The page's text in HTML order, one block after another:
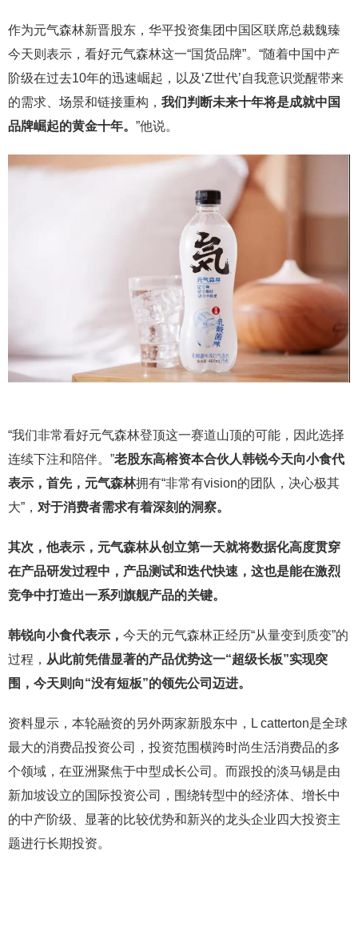
作为元气森林新晋股东，华平投资集团中国区联席总裁魏臻
今天则表示，看好元气森林这一“国货品牌”。“随着中国中产
阶级在过去10年的迅速崛起，以及‘Z世代’自我意识觉醒带来
的需求、场景和链接重构， 我们判断未来十年将是成就中国
品牌崛起的黄金十年。 ”他说。
“我们非常看好元气森林登顶这一赛道山顶的可能，因此选择
连续下注和陪伴。”老股东高榕资本合伙人韩锐今天向小食代
表示，首先，元气森林拥有“非常有vision的团队，决心极其
大”， 对于消费者需求有着深刻的洞察。
其次，他表示，元气森林从创立第一天就将数据化高度贯穿
在产品研发过程中，产品测试和迭代快速，这也是能在激烈
竞争中打造出一系列旗舰产品的关键。
韩锐向小食代表示， 今天的元气森林正经历“从量变到质变”的
过程， 从此前凭借显著的产品优势这一“超级长板”实现突
围，今天则向“没有短板”的领先公司迈进。
资料显示，本轮融资的另外两家新股东中，L catterton是全球
最大的消费品投资公司，投资范围横跨时尚生活消费品的多
个领域，在亚洲聚焦于中型成长公司。而跟投的淡马锡是由
新加坡设立的国际投资公司，围绕转型中的经济体、增长中
的中产阶级、显著的比较优势和新兴的龙头企业四大投资主
题进行长期投资。